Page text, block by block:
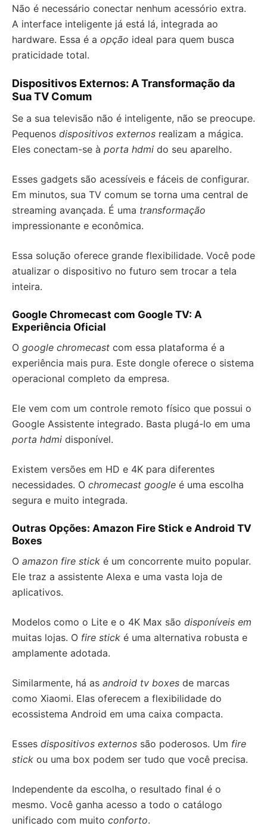
Não é necessário conectar nenhum acessório extra.
A interface inteligente já está lá, integrada ao
hardware. Essa é a opção ideal para quem busca
praticidade total.
Dispositivos Externos: A Transformação da
Sua TV Comum
Se a sua televisão não é inteligente, não se preocupe.
Pequenos dispositivos externos realizam a mágica.
Eles conectam-se à porta hdmi do seu aparelho.
Esses gadgets são acessíveis e fáceis de configurar.
Em minutos, sua TV comum se torna uma central de
streaming avançada. É uma transformação
impressionante e econômica.
Essa solução oferece grande flexibilidade. Você pode
atualizar o dispositivo no futuro sem trocar a tela
inteira.
Google Chromecast com Google TV: A
Experiência Oficial
O google chromecast com essa plataforma é a
experiência mais pura. Este dongle oferece o sistema
operacional completo da empresa.
Ele vem com um controle remoto físico que possui o
Google Assistente integrado. Basta plugá-lo em uma
porta hdmi disponível.
Existem versões em HD e 4K para diferentes
necessidades. O chromecast google é uma escolha
segura e muito integrada.
Outras Opções: Amazon Fire Stick e Android TV
Boxes
O amazon fire stick é um concorrente muito popular.
Ele traz a assistente Alexa e uma vasta loja de
aplicativos.
Modelos como o Lite e o 4K Max são disponíveis em
muitas lojas. O fire stick é uma alternativa robusta e
amplamente adotada.
Similarmente, há as android tv boxes de marcas
como Xiaomi. Elas oferecem a flexibilidade do
ecossistema Android em uma caixa compacta.
Esses dispositivos externos são poderosos. Um fire
stick ou uma box podem ser tudo que você precisa.
Independente da escolha, o resultado final é o
mesmo. Você ganha acesso a todo o catálogo
unificado com muito conforto.